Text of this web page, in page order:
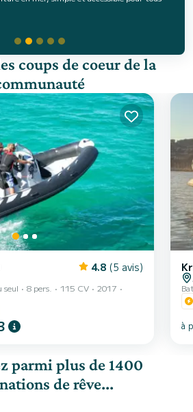
coups de coeur de la
4.8 (5 avis)
seul 8 pers. 115 CV
2017
à
parmi plus de 1400
de rêve...